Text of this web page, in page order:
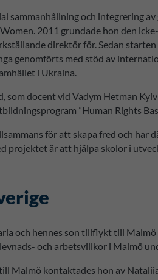
sammanhållning och integrering
2011 grundade hon den
direktör för. Sedan
genomförts med stöd av
i Ukraina.
som docent vid Vadym Hetman
”Human Rights
för att skapa fred och
projektet är att hjälpa skolor i
och hennes son tillflykt till
och arbetsvillkor i Malmö
Malmö kontaktades hon av